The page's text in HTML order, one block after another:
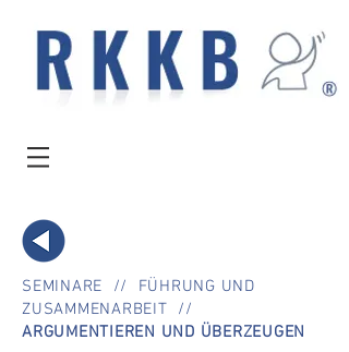
SEMINARE // FÜHRUNG UND
ZUSAMMENARBEIT //
ARGUMENTIEREN UND ÜBERZEUGEN